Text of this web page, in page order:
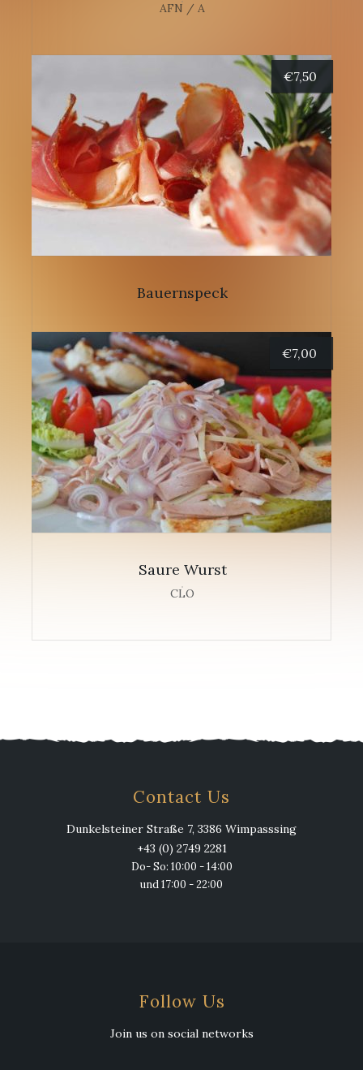
AFN / A
€7,50
Bauernspeck
€7,00
Saure Wurst
CLO
Contact Us
Dunkelsteiner Straße 7, 3386 Wimpasssing
+43 (0) 2749 2281
Do- So: 10:00 - 14:00
und 17:00 - 22:00
Follow Us
Join us on social networks